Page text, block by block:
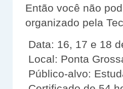
Então você não
organizado pela
Data: 16, 17 e 18
Local: Ponta
Público-alvo: